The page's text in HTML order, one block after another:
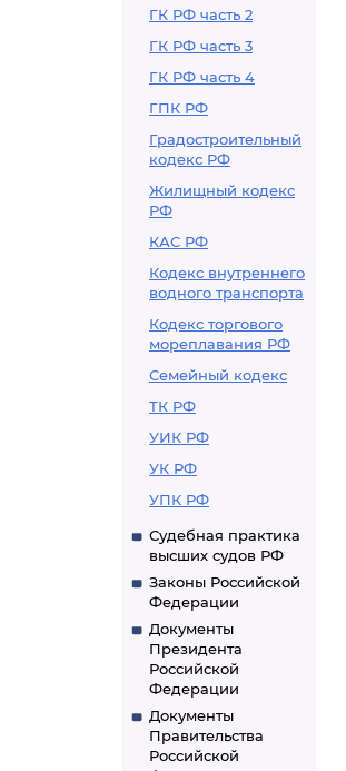
ГК РФ часть 2
ГК РФ часть 3
ГК РФ часть 4
ГПК РФ
Градостроительный
кодекс РФ
Жилищный кодекс
РФ
КАС РФ
Кодекс внутреннего
водного транспорта
Кодекс торгового
мореплавания РФ
Семейный кодекс
ТК РФ
УИК РФ
УК РФ
УПК РФ
Судебная практика
высших судов РФ
Законы Российской
Федерации
Документы
Президента
Российской
Федерации
Документы
Правительства
Российской